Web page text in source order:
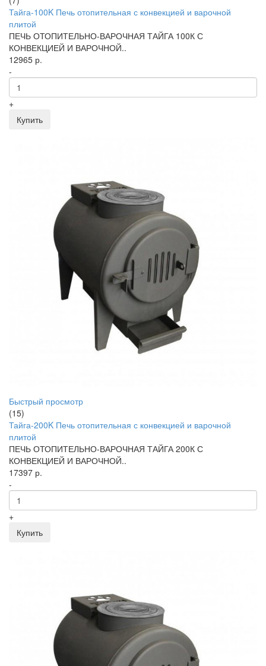
Тайга-100K Печь отопительная с конвекцией и варочной
плитой
ПЕЧЬ ОТОПИТЕЛЬНО-ВАРОЧНАЯ ТАЙГА 100К С
КОНВЕКЦИЕЙ И ВАРОЧНОЙ..
12965 р.
-
+
Купить
Быстрый просмотр
(15)
Тайга-200K Печь отопительная с конвекцией и варочной
плитой
ПЕЧЬ ОТОПИТЕЛЬНО-ВАРОЧНАЯ ТАЙГА 200К С
КОНВЕКЦИЕЙ И ВАРОЧНОЙ..
17397 р.
-
+
Купить